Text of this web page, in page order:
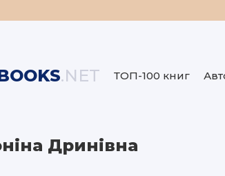
.NET ТОП-100 книг
Дринівна